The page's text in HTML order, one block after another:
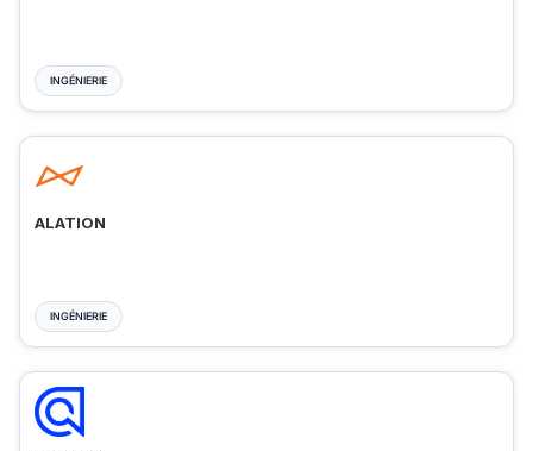
INGÉNIERIE
ALATION
INGÉNIERIE